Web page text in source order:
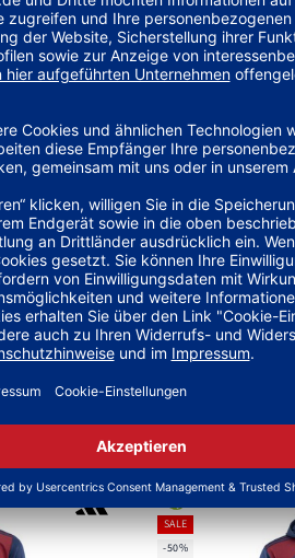
SALE
-50%